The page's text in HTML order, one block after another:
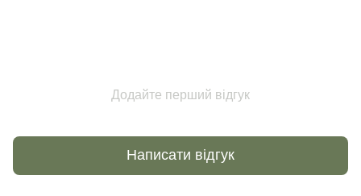
Додайте перший відгук
Написати відгук